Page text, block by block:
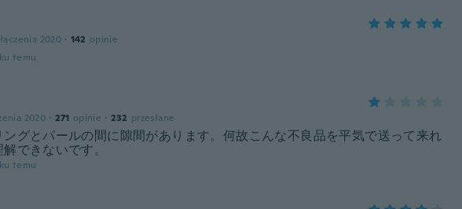
2020 · 142 opinie
temu
2020 · 271 opinie · 232 przesłane
ングとパールの間に隙間があります。何故こんな不良品を平気で送って来れ
できないです。
temu